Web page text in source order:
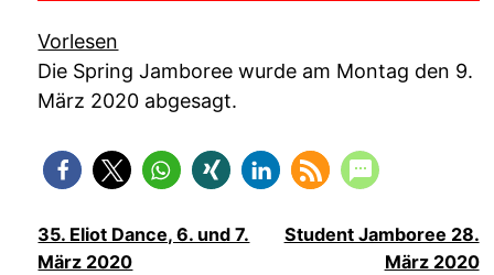
Vorlesen
Die Spring Jamboree wurde am Montag den 9.
März 2020 abgesagt.
35. Eliot Dance, 6. und 7.
März 2020
Student Jamboree 28.
März 2020